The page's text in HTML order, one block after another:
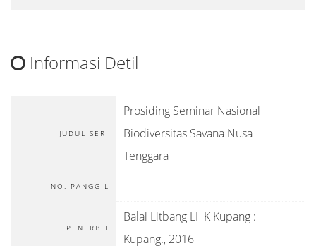
Informasi Detil
JUDUL SERI
Prosiding Seminar Nasional
Biodiversitas Savana Nusa
Tenggara
NO. PANGGIL -
PENERBIT
Balai Litbang LHK Kupang :
Kupang., 2016